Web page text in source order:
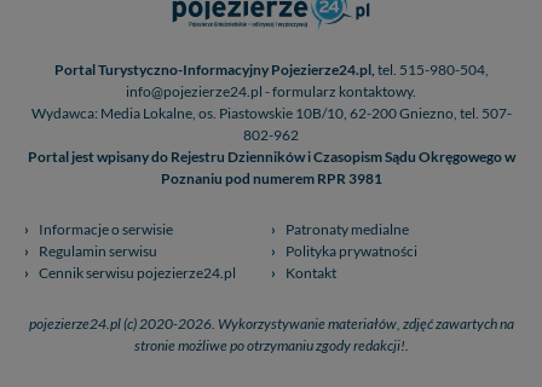
Portal Turystyczno-Informacyjny Pojezierze24.pl, tel. 515-980-504,
info@pojezierze24.pl - formularz kontaktowy.
Wydawca: Media Lokalne, os. Piastowskie 10B/10, 62-200 Gniezno, tel. 507-
802-962
Portal jest wpisany do Rejestru Dzienników i Czasopism Sądu Okręgowego w
Poznaniu pod numerem RPR 3981
Informacje o serwisie
Patronaty medialne
Regulamin serwisu
Polityka prywatności
Cennik serwisu pojezierze24.pl
Kontakt
pojezierze24.pl (c) 2020-2026. Wykorzystywanie materiałów, zdjęć zawartych na
stronie możliwe po otrzymaniu zgody redakcji!.